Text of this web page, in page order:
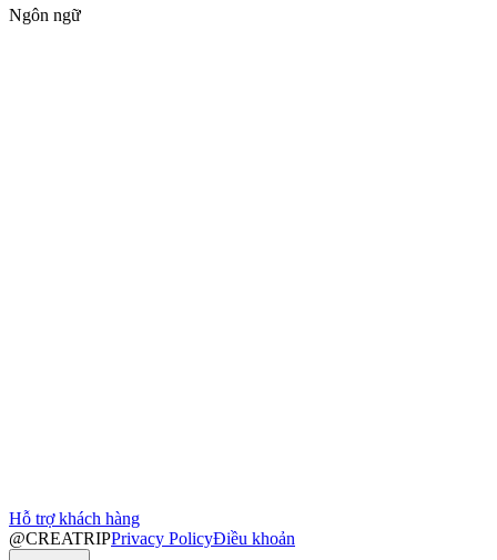
Ngôn ngữ
Hỗ trợ khách hàng
@CREATRIPPrivacy PolicyĐiều khoản